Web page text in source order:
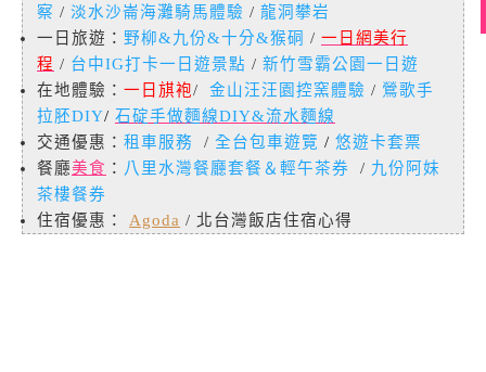
察 / 淡水沙崙海灘騎馬體驗 / 龍洞攀岩
一日旅遊： 野柳&九份&十分&猴硐 / 一日網美行
程 / 台中IG打卡一日遊景點 / 新竹雪霸公園一日遊
在地體驗： 一日𣄃袍/ 金山汪汪園控窯體驗 / 鶯歌手
拉胚DIY/ 石碇手做麵線DIY&流水麵線
交通優惠： 租車服務 / 全台包車遊覽 / 悠遊卡套票
餐廳美食 ： 八里水灣餐廳套餐＆輕午茶券 / 九份阿妹
茶樓餐券
住宿優惠： Agoda / 北台灣飯店住宿心得